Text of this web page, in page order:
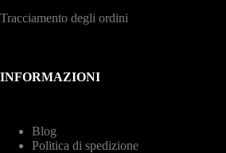
Tracciamento degli ordini
INFORMAZIONI
Blog
Politica di spedizione